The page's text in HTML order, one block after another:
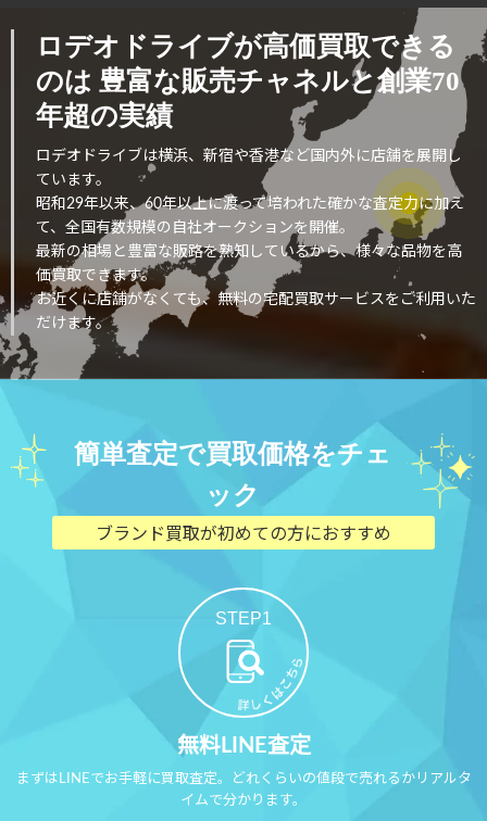
ロデオドライブが高価買取できる
のは 豊富な販売チャネルと創業70
年超の実績
ロデオドライブは横浜、新宿や香港など国内外に店舗を展開し
ています。
昭和29年以来、60年以上に渡って培われた確かな査定力に加え
て、全国有数規模の自社オークションを開催。
最新の相場と豊富な販路を熟知しているから、様々な品物を高
価買取できます。
お近くに店舗がなくても、無料の宅配買取サービスをご利用いた
だけます。
簡単査定で買取価格をチェ
ック
ブランド買取が初めての方におすすめ
STEP1
無料LINE査定
まずはLINEでお手軽に買取査定。どれくらいの値段で売れるかリアルタ
イムで分かります。